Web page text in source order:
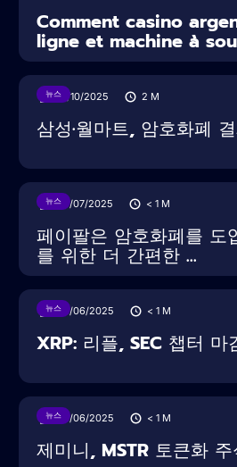
Comment casino
ligne et machine à
뉴스16/10/2025 2 M
삼성·월마트, 암호화폐
뉴스30/07/2025 < 1 M
페이팔은 암호화폐를 도
를 위한 더 간편한 ...
뉴스28/06/2025 < 1 M
XRP: 리플, SEC 챕터 마
뉴스28/06/2025 < 1 M
제미니, MSTR 토큰화